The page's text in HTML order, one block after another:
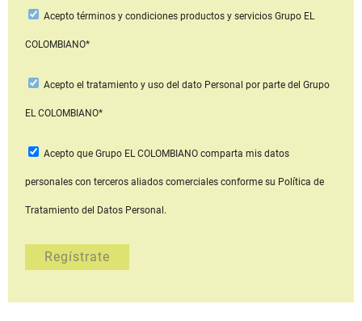
Aceptotérminos y condiciones productos y serviciosGrupo EL
COLOMBIANO*
Acepto el tratamiento y uso del dato Personal por parte del Grupo
EL COLOMBIANO*
Acepto que Grupo EL COLOMBIANOcomparta mis datos
personales con terceros aliados comerciales conforme su Política de
Tratamiento del Datos Personal.